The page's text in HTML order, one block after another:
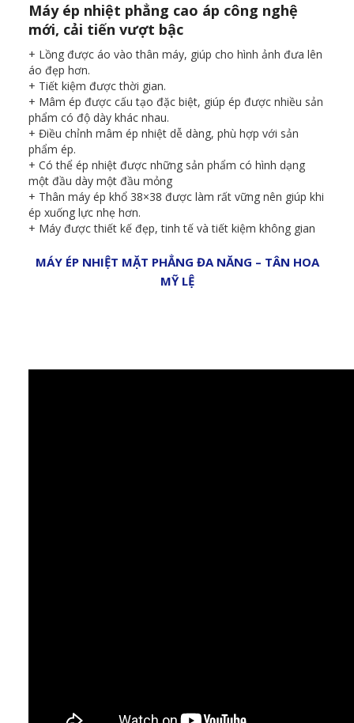
Máy ép nhiệt phẳng cao áp công nghệ
mới, cải tiến vượt bậc
+ Lồng được áo vào thân máy, giúp cho hình ảnh đưa lên
áo đẹp hơn.
+ Tiết kiệm được thời gian.
+ Mâm ép được cấu tạo đặc biệt, giúp ép được nhiều sản
phẩm có độ dày khác nhau.
+ Điều chỉnh mâm ép nhiệt dễ dàng, phù hợp với sản
phẩm ép.
+ Có thể ép nhiệt được những sản phẩm có hình dạng
một đầu dày một đầu mỏng
+ Thân máy ép khổ 38×38 được làm rất vững nên giúp khi
ép xuống lực nhẹ hơn.
+ Máy được thiết kế đẹp, tinh tế và tiết kiệm không gian
MÁY ÉP NHIỆT MẶT PHẲNG ĐA NĂNG – TÂN HOA
MỸ LỆ